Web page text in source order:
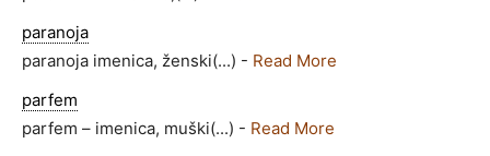
paranoja
paranoja imenica, ženski(...) - Read More
parfem
parfem – imenica, muški(...) - Read More